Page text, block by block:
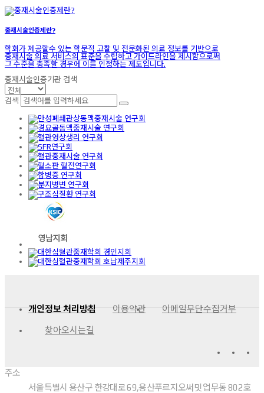
중재시술인증제란?
학회가 제공할수 있는 학문적 고찰 및 전문화된 의료 정보를 기반으로
중재시술 의료 서비스의 표준을 수립하고 가이드라인을 제시함으로써
그 수준을 충족할 경우에 이를 인정하는 제도입니다.
중재시술인증기관 검색
검색
개인정보 처리방침 이용약관 이메일무단수집거부
찾아오시는길
주소
서울특별시 용산구 한강대로 69,용산푸르지오써밋 업무동 802호